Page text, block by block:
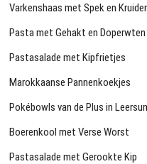
Varkenshaas met Spek en
Pasta met Gehakt en
Pastasalade met Kipfrietjes
Marokkaanse Pannenkoekjes
Pokébowls van de Plus in
Boerenkool met Verse Worst
Pastasalade met Gerookte Kip